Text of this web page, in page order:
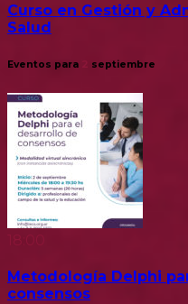
Curso en Gestión y
Salud
Eventos para septiembre
Metodología Delphi
consensos